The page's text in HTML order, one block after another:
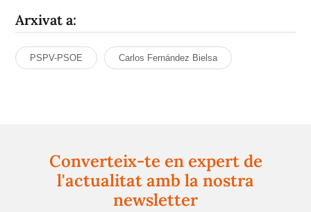
Arxivat a:
PSPV-PSOE Carlos Fernández Bielsa
Converteix-te en expert de
l'actualitat amb la nostra
newsletter